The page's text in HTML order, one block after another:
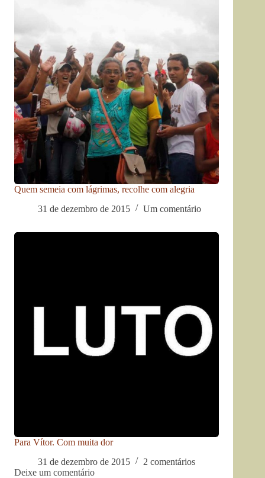
Quem semeia com lágrimas, recolhe com alegria
31 de dezembro de 2015
Um comentário
Para Vítor. Com muita dor
31 de dezembro de 2015
2 comentários
Deixe um comentário